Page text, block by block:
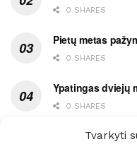
Tvarkyti
0 SHARES
Pietų metas
0 SHARES
Ypatingas dviejų
0 SHARES
Ašaromis